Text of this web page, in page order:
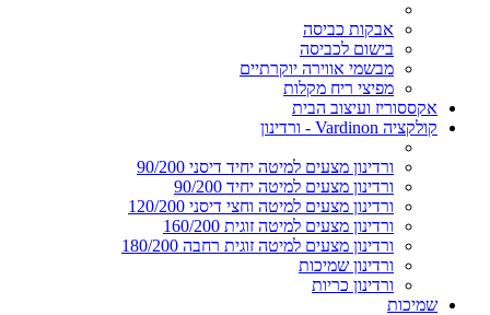
אבקות כביסה
בישום לכביסה
מבשמי אווירה יוקרתיים
מפיצי ריח מקלות
אקססוריז ועיצוב הבית
קולקציה Vardinon - ורדינון
ורדינון מצעים למיטה יחיד דיסני 90/200
ורדינון מצעים למיטה יחיד 90/200
ורדינון מצעים למיטה וחצי דיסני 120/200
ורדינון מצעים למיטה זוגית 160/200
ורדינון מצעים למיטה זוגית רחבה 180/200
ורדינון שמיכות
ורדינון כריות
שמיכות